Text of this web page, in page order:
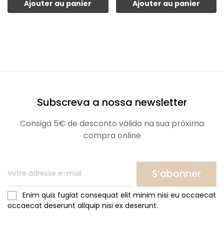
Ajouter au panier Ajouter au panier
Subscreva a nossa newsletter
Consiga 5€ de desconto válido na sua próxima
compra online
S’abonner
Enim quis fugiat consequat elit minim nisi eu occaecat
occaecat deserunt aliquip nisi ex deserunt.